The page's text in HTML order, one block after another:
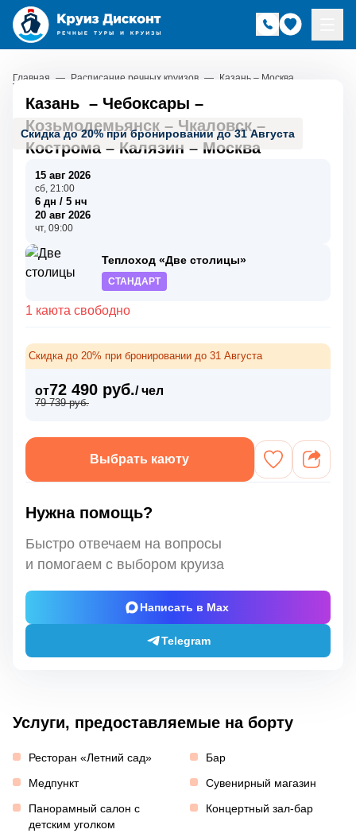
Главная — Расписание речных круизов — Казань – Москва
Скидка до 20% при бронировании до 31 Августа
Казань – Чебоксары –
Козьмодемьянск – Чкаловск–
Кострома– Калязин – Москва
15 авг 2026
сб, 21:00
6 дн / 5 нч
20 авг 2026
чт, 09:00
Теплоход «Две столицы»
СТАНДАРТ
1 каюта свободно
Скидка до 20% при бронировании до 31 Августа
от72 490 руб./ чел
79 739 руб.
Выбрать каюту
Нужна помощь?
Быстро отвечаем на вопросы
и помогаем с выбором круиза
Написать в Max
Telegram
Услуги, предоставляемые на борту
Ресторан «Летний сад»
Бар
Медпункт
Сувенирный магазин
Панорамный салон с
детским уголком
Концертный зал-бар